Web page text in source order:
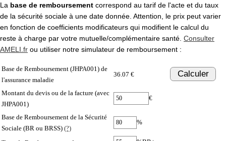
La base de remboursement correspond au tarif de l'acte et du taux
de la sécurité sociale à une date donnée. Attention, le prix peut varier
en fonction de coefficients modificateurs qui modifient le calcul du
reste à charge par votre mutuelle/complémentaire santé. Consulter
AMELI.fr ou utiliser notre simulateur de remboursement :
Base de Remboursement (JHPA001) de
l'assurance maladie
36.07 € Calculer
Montant du devis ou de la facture (avec
JHPA001)
€
Base de Remboursement de la Sécurité
Sociale (BR ou BRSS) (?)
%